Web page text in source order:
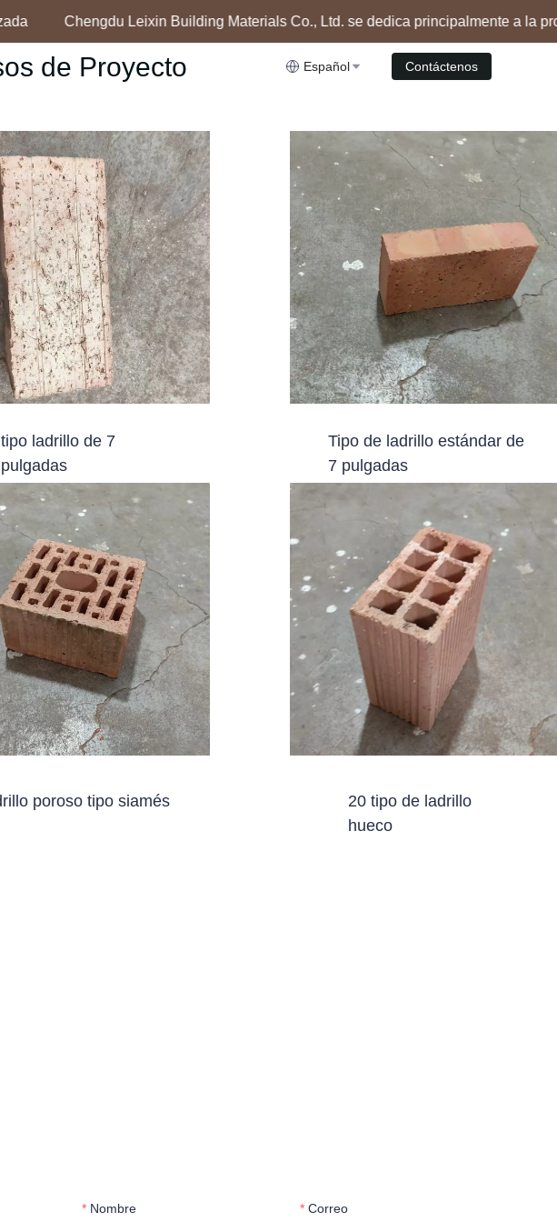
Chengdu Leixin Building Materials Co., Ltd. se dedica principalmente a la
Leixin Building Materials Co., Ltd. se dedica principalmente a la producción y
venta de ladrillos de pizarra sinterizada
de Proyecto Español Contáctenos
tipo ladrillo de 7
pulgadas
Tipo de ladrillo estándar de
7 pulgadas
20 tipo de ladrillo
hueco
poroso tipo siamés
Nombre Correo